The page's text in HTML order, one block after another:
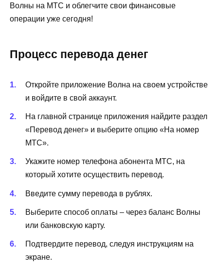
Волны на МТС и облегчите свои финансовые
операции уже сегодня!
Процесс перевода денег
Откройте приложение Волна на своем устройстве
и войдите в свой аккаунт.
На главной странице приложения найдите раздел
«Перевод денег» и выберите опцию «На номер
МТС».
Укажите номер телефона абонента МТС, на
который хотите осуществить перевод.
Введите сумму перевода в рублях.
Выберите способ оплаты – через баланс Волны
или банковскую карту.
Подтвердите перевод, следуя инструкциям на
экране.